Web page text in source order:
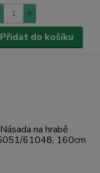
Přidat do košíku